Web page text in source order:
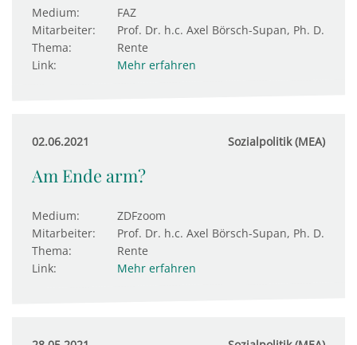
Medium:
FAZ
Mitarbeiter:
Prof. Dr. h.c. Axel Börsch-Supan, Ph. D.
Thema:
Rente
Link:
Mehr erfahren
02.06.2021 Sozialpolitik (MEA)
Am Ende arm?
Medium:
ZDFzoom
Mitarbeiter:
Prof. Dr. h.c. Axel Börsch-Supan, Ph. D.
Thema:
Rente
Link:
Mehr erfahren